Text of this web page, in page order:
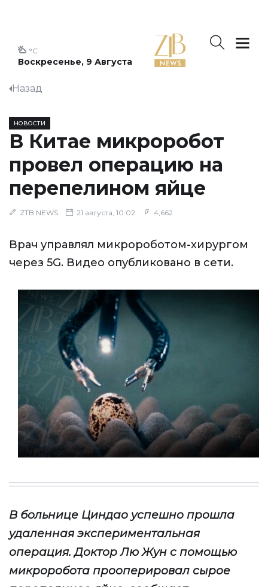
Воскресенье, 9 Августа
°C
Назад
НОВОСТИ
В Китае микроробот
провел операцию на
перепелином яйце
ZTB NEWS 21 августа, 10:02 4,662
Врач управлял микророботом-хирургом
через 5G. Видео опубликовано в сети.
В больнице Циндао успешно прошла
удаленнаяэкспериментальная
операция. Доктор Лю Жун с помощью
микроробота прооперировал сырое